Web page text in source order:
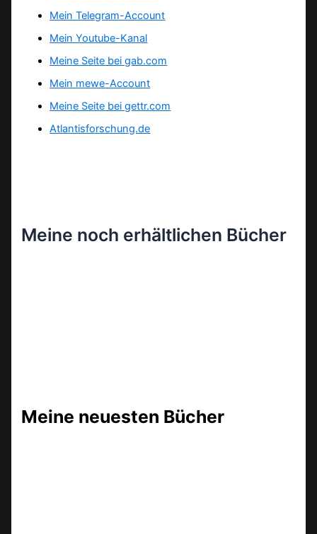
Mein Telegram-Account
Mein Youtube-Kanal
Meine Seite bei gab.com
Mein mewe-Account
Meine Seite bei gettr.com
Atlantisforschung.de
Meine noch erhältlichen Bücher
Meine neuesten Bücher